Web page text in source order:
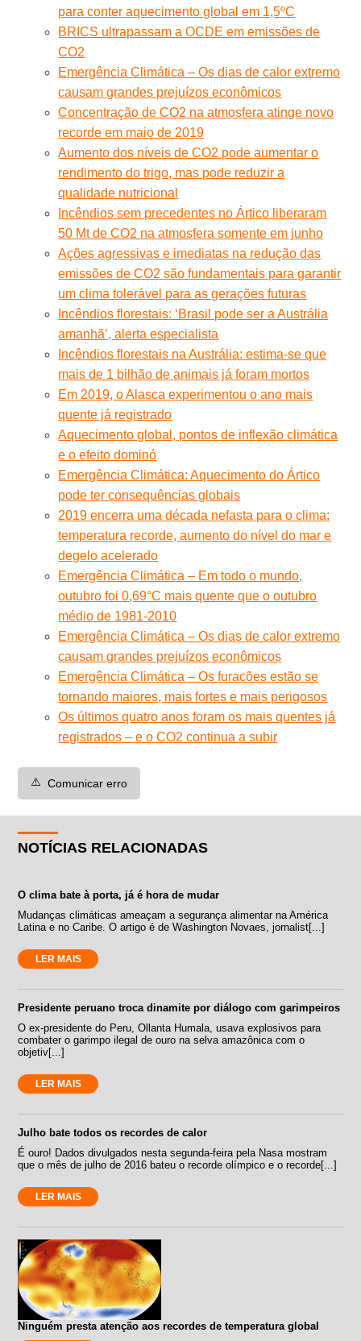
para conter aquecimento global em 1,5ºC
BRICS ultrapassam a OCDE em emissões de
CO2
Emergência Climática – Os dias de calor extremo
causam grandes prejuízos econômicos
Concentração de CO2 na atmosfera atinge novo
recorde em maio de 2019
Aumento dos níveis de CO2 pode aumentar o
rendimento do trigo, mas pode reduzir a
qualidade nutricional
Incêndios sem precedentes no Ártico liberaram
50 Mt de CO2 na atmosfera somente em junho
Ações agressivas e imediatas na redução das
emissões de CO2 são fundamentais para garantir
um clima tolerável para as gerações futuras
Incêndios florestais: ‘Brasil pode ser a Austrália
amanhã’, alerta especialista
Incêndios florestais na Austrália: estima-se que
mais de 1 bilhão de animais já foram mortos
Em 2019, o Alasca experimentou o ano mais
quente já registrado
Aquecimento global, pontos de inflexão climática
e o efeito dominó
Emergência Climática: Aquecimento do Ártico
pode ter consequências globais
2019 encerra uma década nefasta para o clima:
temperatura recorde, aumento do nível do mar e
degelo acelerado
Emergência Climática – Em todo o mundo,
outubro foi 0,69°C mais quente que o outubro
médio de 1981-2010
Emergência Climática – Os dias de calor extremo
causam grandes prejuízos econômicos
Emergência Climática – Os furacões estão se
tornando maiores, mais fortes e mais perigosos
Os últimos quatro anos foram os mais quentes já
registrados – e o CO2 continua a subir
⚠️ Comunicar erro
NOTÍCIAS RELACIONADAS
O clima bate à porta, já é hora de mudar
Mudanças climáticas ameaçam a segurança alimentar na América
Latina e no Caribe. O artigo é de Washington Novaes, jornalist[...]
LER MAIS
Presidente peruano troca dinamite por diálogo com garimpeiros
O ex-presidente do Peru, Ollanta Humala, usava explosivos para
combater o garimpo ilegal de ouro na selva amazônica com o
objetiv[...]
LER MAIS
Julho bate todos os recordes de calor
É ouro! Dados divulgados nesta segunda-feira pela Nasa mostram
que o mês de julho de 2016 bateu o recorde olímpico e o recorde[...]
LER MAIS
Ninguém presta atenção aos recordes de temperatura global